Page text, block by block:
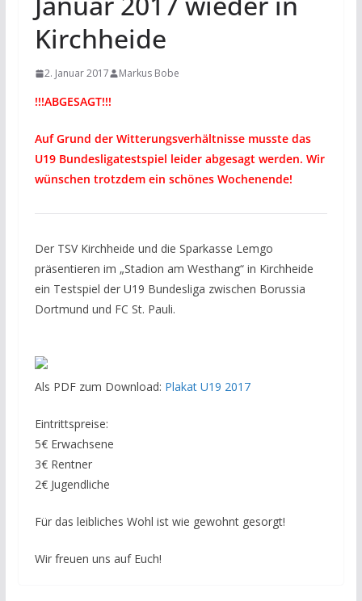
Kirchheide
2. Januar 2017 Markus Bobe
!!!ABGESAGT!!!
Auf Grund der Witterungsverhältnisse musste das
U19 Bundesligatestspiel leider abgesagt werden. Wir
wünschen trotzdem ein schönes Wochenende!
Der TSV Kirchheide und die Sparkasse Lemgo
präsentieren im „Stadion am Westhang“ in Kirchheide
ein Testspiel der U19 Bundesliga zwischen Borussia
Dortmund und FC St. Pauli.
Als PDF zum Download: Plakat U19 2017
Eintrittspreise:
5€ Erwachsene
3€ Rentner
2€ Jugendliche
Für das leibliches Wohl ist wie gewohnt gesorgt!
Wir freuen uns auf Euch!